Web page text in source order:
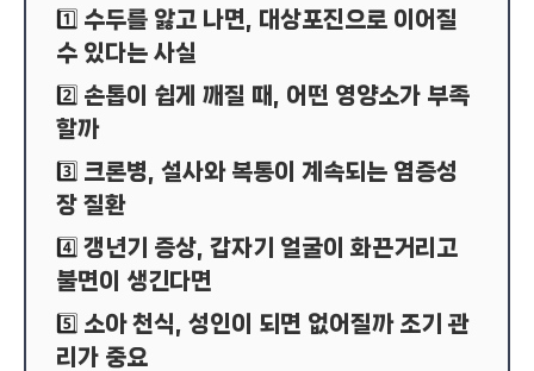
1️⃣ 수두를 앓고 나면, 대상포진으로 이어질
수 있다는 사실
2️⃣ 손톱이 쉽게 깨질 때, 어떤 영양소가 부족
할까
3️⃣ 크론병, 설사와 복통이 계속되는 염증성
장 질환
4️⃣ 갱년기 증상, 갑자기 얼굴이 화끈거리고
불면이 생긴다면
5️⃣ 소아 천식, 성인이 되면 없어질까 조기 관
리가 중요